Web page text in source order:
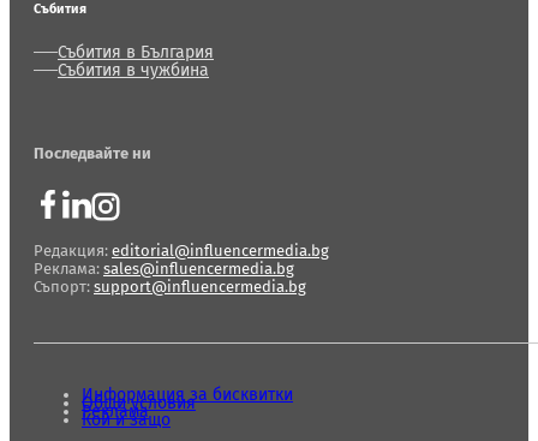
Събития
Събития в България
Събития в чужбина
Последвайте ни
Редакция: editorial@influencermedia.bg
Реклама: sales@influencermedia.bg
Съпорт: support@influencermedia.bg
Информация за бисквитки
Общи условия
Реклама
Кой и защо